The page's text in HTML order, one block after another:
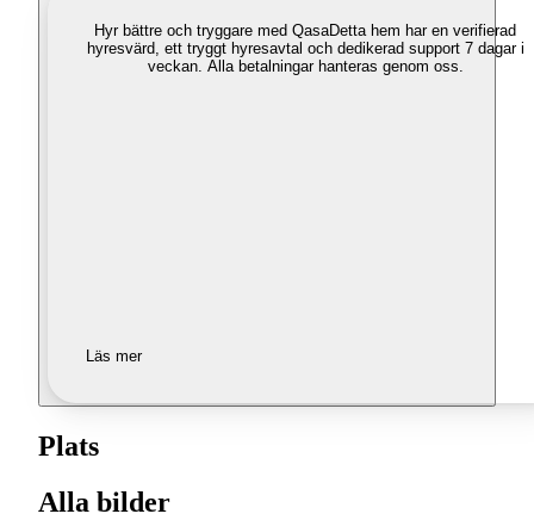
Hyr bättre och tryggare med QasaDetta hem har en verifierad
hyresvärd, ett tryggt hyresavtal och dedikerad support 7 dagar i
veckan. Alla betalningar hanteras genom oss.
Läs mer
Plats
Alla bilder